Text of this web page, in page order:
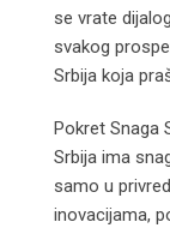
se vrate
svakog
Srbija koja
Pokret Snaga
Srbija ima
samo u
inovacijama,